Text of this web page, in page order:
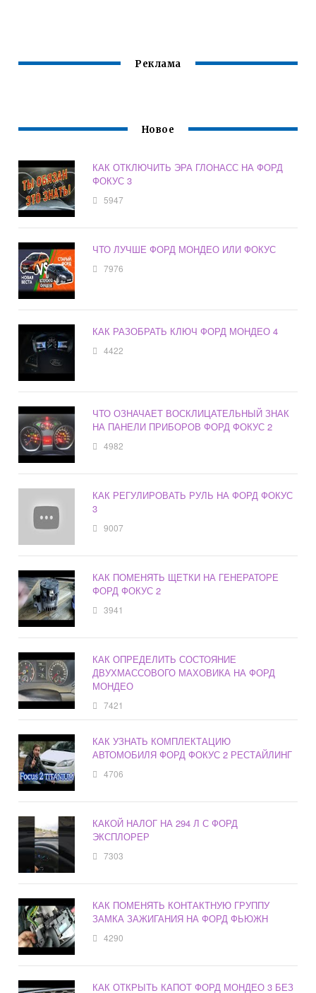
Реклама
Новое
КАК ОТКЛЮЧИТЬ ЭРА ГЛОНАСС НА ФОРД
ФОКУС 3
5947
ЧТО ЛУЧШЕ ФОРД МОНДЕО ИЛИ ФОКУС
7976
КАК РАЗОБРАТЬ КЛЮЧ ФОРД МОНДЕО 4
4422
ЧТО ОЗНАЧАЕТ ВОСКЛИЦАТЕЛЬНЫЙ ЗНАК
НА ПАНЕЛИ ПРИБОРОВ ФОРД ФОКУС 2
4982
КАК РЕГУЛИРОВАТЬ РУЛЬ НА ФОРД ФОКУС
3
9007
КАК ПОМЕНЯТЬ ЩЕТКИ НА ГЕНЕРАТОРЕ
ФОРД ФОКУС 2
3941
КАК ОПРЕДЕЛИТЬ СОСТОЯНИЕ
ДВУХМАССОВОГО МАХОВИКА НА ФОРД
МОНДЕО
7421
КАК УЗНАТЬ КОМПЛЕКТАЦИЮ
АВТОМОБИЛЯ ФОРД ФОКУС 2 РЕСТАЙЛИНГ
4706
КАКОЙ НАЛОГ НА 294 Л С ФОРД
ЭКСПЛОРЕР
7303
КАК ПОМЕНЯТЬ КОНТАКТНУЮ ГРУППУ
ЗАМКА ЗАЖИГАНИЯ НА ФОРД ФЬЮЖН
4290
КАК ОТКРЫТЬ КАПОТ ФОРД МОНДЕО 3 БЕЗ